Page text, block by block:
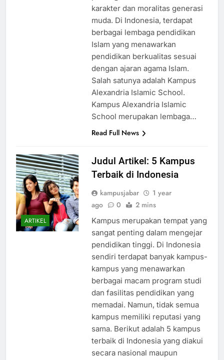
penting dalam membentuk
karakter dan moralitas generasi
muda. Di Indonesia, terdapat
berbagai lembaga pendidikan
Islam yang menawarkan
pendidikan berkualitas sesuai
dengan ajaran agama Islam.
Salah satunya adalah Kampus
Alexandria Islamic School.
Kampus Alexandria Islamic
ARTIKEL
Judul Artikel: 5 Kampus
kampusjabar
1 year
Kampus merupakan tempat yang
sangat penting dalam mengejar
pendidikan tinggi. Di Indonesia
sendiri terdapat banyak kampus-
kampus yang menawarkan
berbagai macam program studi
dan fasilitas pendidikan yang
memadai. Namun, tidak semua
kampus memiliki reputasi yang
sama. Berikut adalah 5 kampus
terbaik di Indonesia yang diakui